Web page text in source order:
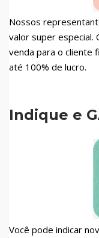
Nossos
valor super especial.
venda para o cliente
até 100% de lucro.
Indique e
Você pode indicar